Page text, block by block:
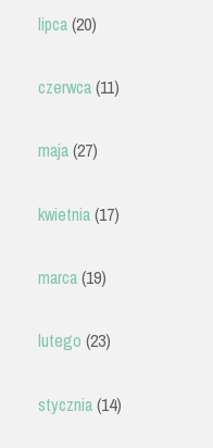
lipca(20)
czerwca(11)
maja(27)
kwietnia(17)
marca(19)
lutego (23)
stycznia(14)